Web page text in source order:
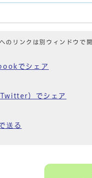
のリンクは別ウィンドウで
でシェア
）でシェア
送る